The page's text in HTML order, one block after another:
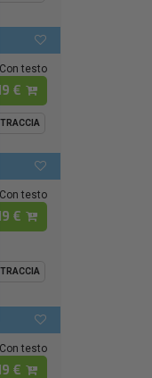
Con testo
€
Con testo
€
Con testo
€